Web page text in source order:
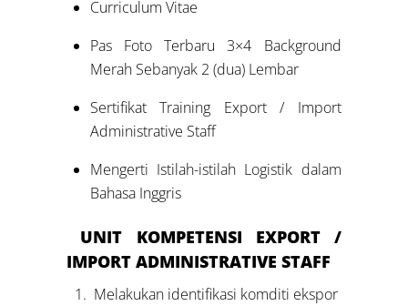
Curriculum Vitae
Pas Foto Terbaru 3×4 Background
Merah Sebanyak 2 (dua) Lembar
Sertifikat Training Export / Import
Administrative Staff
Mengerti Istilah-istilah Logistik dalam
Bahasa Inggris
UNIT KOMPETENSI
EXPORT /
IMPORT ADMINISTRATIVE STAFF
Melakukan identifikasi komditi ekspor